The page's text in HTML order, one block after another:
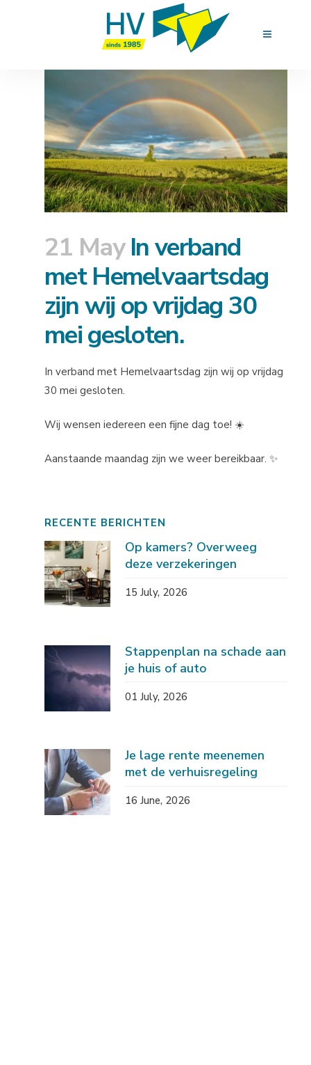
21 MayIn verband
met Hemelvaartsdag
zijn wij op vrijdag 30
mei gesloten.
In verband met Hemelvaartsdag zijn wij op vrijdag
30 mei gesloten.
Wij wensen iedereen een fijne dag toe! ☀️
Aanstaande maandag zijn we weer bereikbaar. ✨
RECENTE BERICHTEN
Op kamers? Overweeg
deze verzekeringen
15 July, 2026
Stappenplan na schade aan
je huis of auto
01 July, 2026
Je lage rente meenemen
met de verhuisregeling
16 June, 2026